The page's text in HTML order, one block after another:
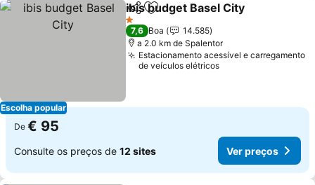
Escolha popular
PartilharAdicionar aos favoritos
ibis budget Basel City
1 Estrelas
7,6 Boa
14.585
a 2.0 km de Spalentor
Estacionamento acessível e carregamento
de veículos elétricos
De € 95
Consulte os preços de 12 sites Ver preços